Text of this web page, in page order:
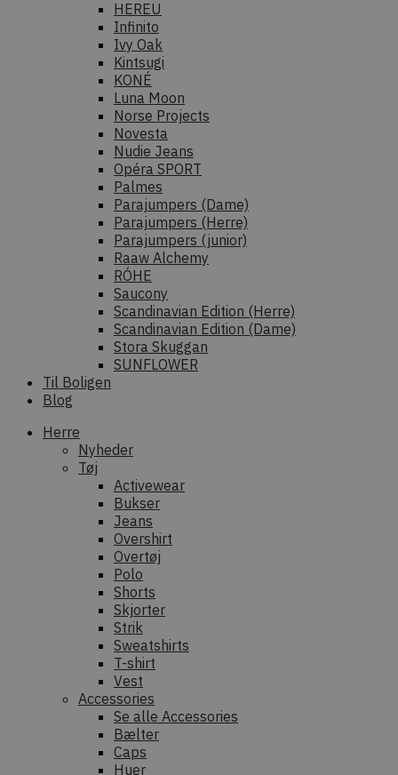
HEREU
Infinito
Ivy Oak
Kintsugi
KONÉ
Luna Moon
Norse Projects
Novesta
Nudie Jeans
Opéra SPORT
Palmes
Parajumpers (Dame)
Parajumpers (Herre)
Parajumpers (junior)
Raaw Alchemy
RÓHE
Saucony
Scandinavian Edition (Herre)
Scandinavian Edition (Dame)
Stora Skuggan
SUNFLOWER
Til Boligen
Blog
Herre
Nyheder
Tøj
Activewear
Bukser
Jeans
Overshirt
Overtøj
Polo
Shorts
Skjorter
Strik
Sweatshirts
T-shirt
Vest
Accessories
Se alle Accessories
Bælter
Caps
Huer